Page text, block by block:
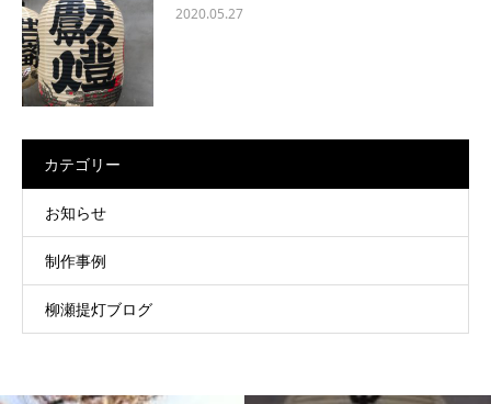
2020.05.27
カテゴリー
お知らせ
制作事例
柳瀬提灯ブログ